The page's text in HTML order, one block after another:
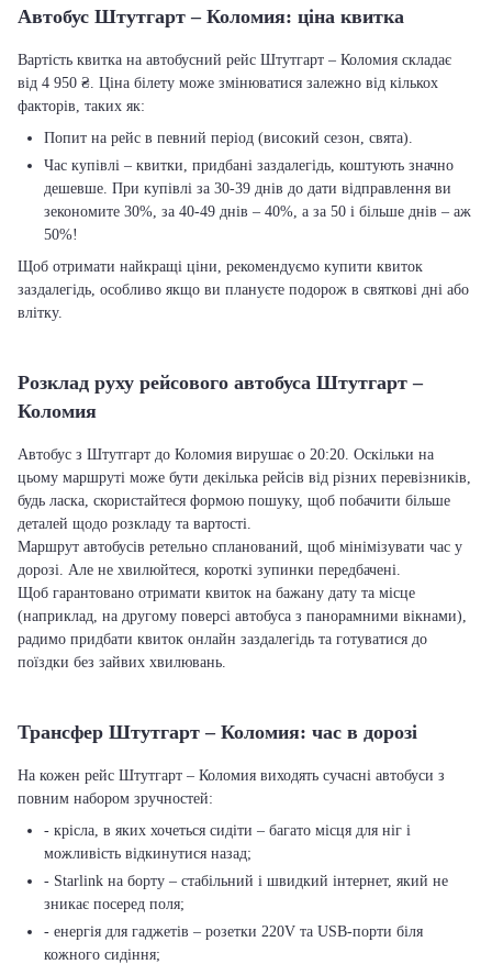
Автобус Штутгарт – Коломия: ціна квитка
Вартість квитка на автобусний рейс Штутгарт – Коломия складає
від 4 950 ₴. Ціна білету може змінюватися залежно від кількох
факторів, таких як:
Попит на рейс в певний період (високий сезон, свята).
Час купівлі – квитки, придбані заздалегідь, коштують значно
дешевше. При купівлі за 30-39 днів до дати відправлення ви
зекономите 30%, за 40-49 днів – 40%, а за 50 і більше днів – аж
50%!
Щоб отримати найкращі ціни, рекомендуємо купити квиток
заздалегідь, особливо якщо ви плануєте подорож в святкові дні або
влітку.
Розклад руху рейсового автобуса Штутгарт –
Коломия
Автобус з Штутгарт до Коломия вирушає о 20:20. Оскільки на
цьому маршруті може бути декілька рейсів від різних перевізників,
будь ласка, скористайтеся формою пошуку, щоб побачити більше
деталей щодо розкладу та вартості.
Маршрут автобусів ретельно спланований, щоб мінімізувати час у
дорозі. Але не хвилюйтеся, короткі зупинки передбачені.
Щоб гарантовано отримати квиток на бажану дату та місце
(наприклад, на другому поверсі автобуса з панорамними вікнами),
радимо придбати квиток онлайн заздалегідь та готуватися до
поїздки без зайвих хвилювань.
Трансфер Штутгарт – Коломия: час в дорозі
На кожен рейс Штутгарт – Коломия виходять сучасні автобуси з
повним набором зручностей:
- крісла, в яких хочеться сидіти – багато місця для ніг і
можливість відкинутися назад;
- Starlink на борту – стабільний і швидкий інтернет, який не
зникає посеред поля;
- енергія для гаджетів – розетки 220V та USB-порти біля
кожного сидіння;